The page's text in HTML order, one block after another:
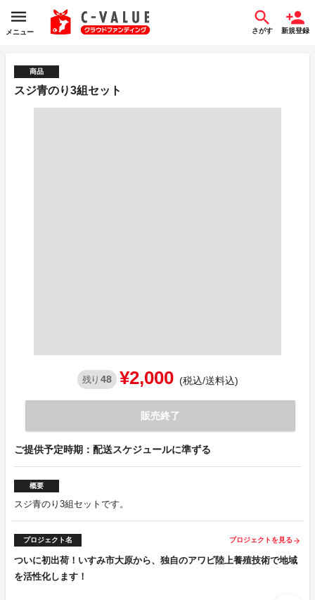
メニュー さがす 新規登録
商品
スジ青のり3組セット
残り 48 ¥2,000 (税込/送料込)
販売終了
ご提供予定時期：配送スケジュールに準ずる
概要
スジ青のり3組セットです。
プロジェクト名 プロジェクトを見る arrow_forward
ついに初出荷！いすみ市大原から、独自のアワビ陸上養殖技術で地域
を活性化します！